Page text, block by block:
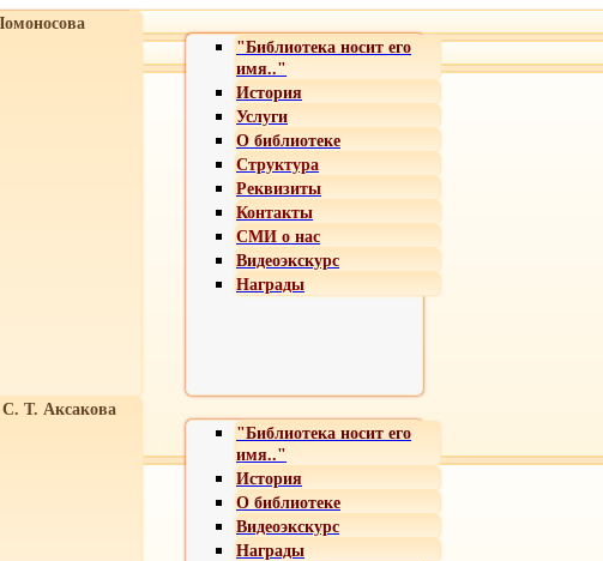
"Библиотека носит его
имя.."
История
Услуги
О библиотеке
Структура
Реквизиты
Контакты
СМИ о нас
Видеоэкскурс
Награды
Т. Аксакова
"Библиотека носит его
имя.."
История
О библиотеке
Видеоэкскурс
Награды